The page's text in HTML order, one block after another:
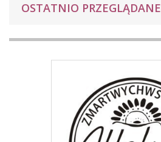
OSTATNIO PRZEGLĄDANE